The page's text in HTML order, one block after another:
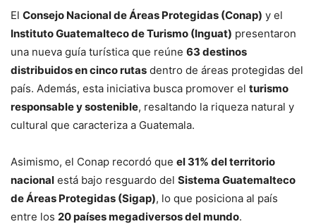
El Consejo Nacional de Áreas Protegidas (Conap) y el
Instituto Guatemalteco de Turismo (Inguat) presentaron
una nueva guía turística que reúne 63 destinos
distribuidos en cinco rutas dentro de áreas protegidas del
país. Además, esta iniciativa busca promover el turismo
responsable y sostenible, resaltando la riqueza natural y
cultural que caracteriza a Guatemala.
Asimismo, el Conap recordó que el 31% del territorio
nacional está bajo resguardo del Sistema Guatemalteco
de Áreas Protegidas (Sigap), lo que posiciona al país
entre los 20 países megadiversos del mundo.